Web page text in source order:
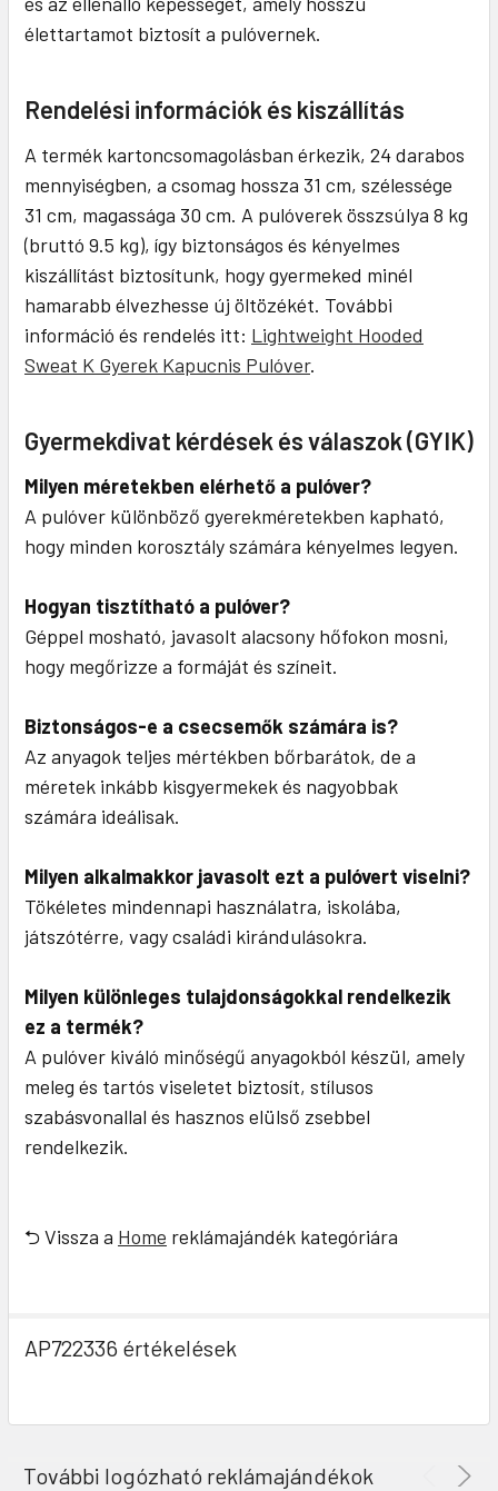
élettartamot biztosít a pulóvernek.
Rendelési információk és kiszállítás
A termék kartoncsomagolásban érkezik, 24 darabos
mennyiségben, a csomag hossza 31 cm, szélessége
31 cm, magassága 30 cm. A pulóverek összsúlya 8 kg
(bruttó 9.5 kg), így biztonságos és kényelmes
kiszállítást biztosítunk, hogy gyermeked minél
hamarabb élvezhesse új öltözékét. További
információ és rendelés itt: Lightweight Hooded
Sweat K Gyerek Kapucnis Pulóver.
Gyermekdivat kérdések és válaszok (GYIK)
Milyen méretekben elérhető a pulóver?
A pulóver különböző gyerekméretekben kapható,
hogy minden korosztály számára kényelmes legyen.
Hogyan tisztítható a pulóver?
Géppel mosható, javasolt alacsony hőfokon mosni,
hogy megőrizze a formáját és színeit.
Biztonságos-e a csecsemők számára is?
Az anyagok teljes mértékben bőrbarátok, de a
méretek inkább kisgyermekek és nagyobbak
számára ideálisak.
Milyen alkalmakkor javasolt ezt a pulóvert viselni?
Tökéletes mindennapi használatra, iskolába,
játszótérre, vagy családi kirándulásokra.
Milyen különleges tulajdonságokkal rendelkezik
ez a termék?
A pulóver kiváló minőségű anyagokból készül, amely
meleg és tartós viseletet biztosít, stílusos
szabásvonallal és hasznos elülső zsebbel
rendelkezik.
⮌ Vissza a Home reklámajándék kategóriára
AP722336 értékelések
További logózható reklámajándékok